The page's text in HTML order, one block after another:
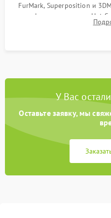
FurMark, Superposition и
графического чипа и Hot
артефактов изображения,
У Вас
Оставьте заявку, мы